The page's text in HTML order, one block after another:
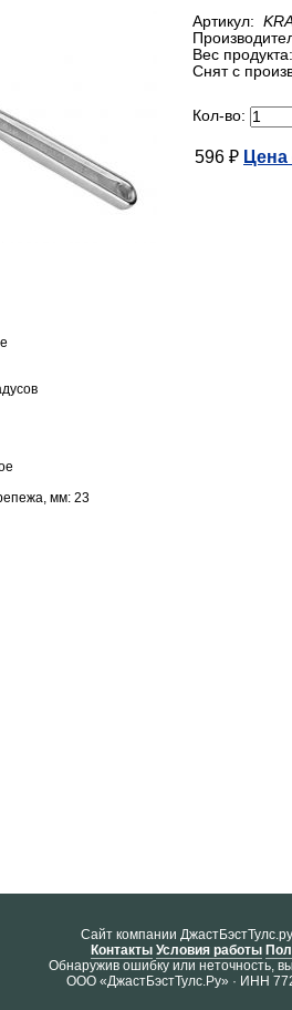
Артикул:
Вес
Снят с
Кол-во:
596 ₽
мм: 23
Cайт компании
Контакты Условия работы
Обнаружив ошибку или неточность,
ООО «ДжастБэстТулс.Ру» · ИНН